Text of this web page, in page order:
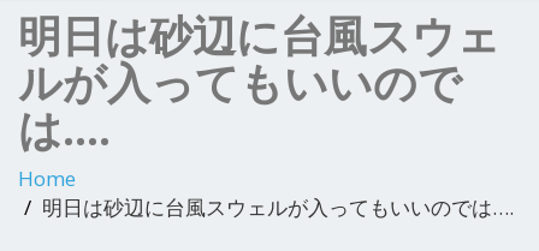
明日は砂辺に台風スウェ
ルが入ってもいいので
は….
Home
明日は砂辺に台風スウェルが入ってもいいのでは….